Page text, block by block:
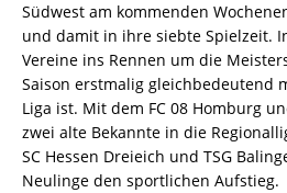
Südwest am kommenden
und damit in ihre siebte Spielzeit.
Vereine ins Rennen um die
Saison erstmalig gleichbedeutend
Liga ist. Mit dem FC 08 Homburg
zwei alte Bekannte in die
SC Hessen Dreieich und TSG
Neulinge den sportlichen Aufstieg.